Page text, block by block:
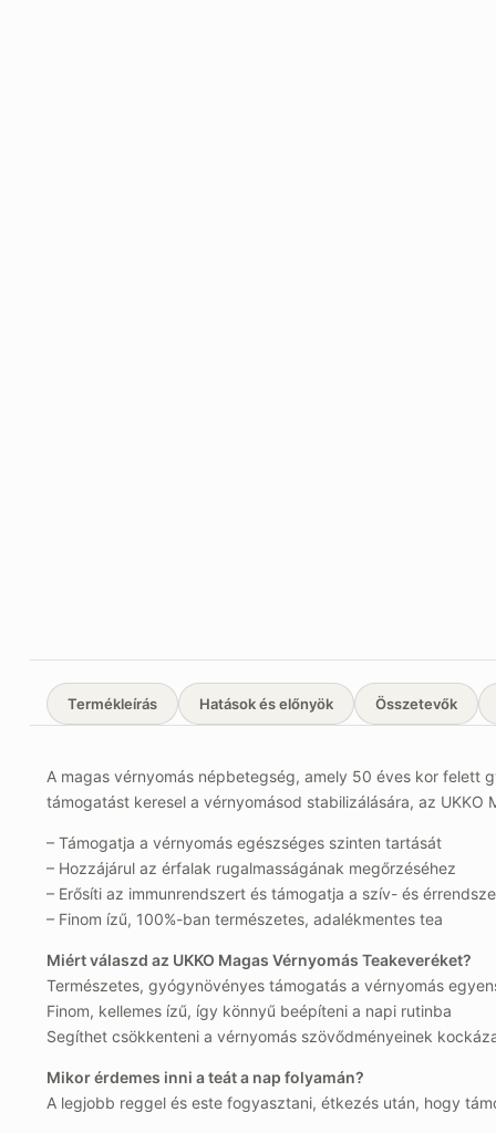
Termékleírás Hatások és előnyök Összetevők
A magas vérnyomás népbetegség, amely 50 éves kor felett
támogatást keresel a vérnyomásod stabilizálására, az
– Támogatja a vérnyomás egészséges szinten tartását
– Hozzájárul az érfalak rugalmasságának megőrzéséhez
– Erősíti az immunrendszert és támogatja a szív- és
– Finom ízű, 100%-ban természetes, adalékmentes tea
Miért válaszd az UKKO Magas Vérnyomás Teakeveréket?
Természetes, gyógynövényes támogatás a vérnyomás
Finom, kellemes ízű, így könnyű beépíteni a napi rutinba
Segíthet csökkenteni a vérnyomás szövődményeinek
Mikor érdemes inni a teát a nap folyamán?
A legjobb reggel és este fogyasztani, étkezés után, hogy